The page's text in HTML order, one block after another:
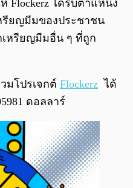
Flockerz ได้รับตำแหน่ง
หรียญมีมของประชาชน
เหรียญมีมอื่น ๆ ที่ถูก
มโปรเจกต์ Flockerz ได้
ดอลลาร์